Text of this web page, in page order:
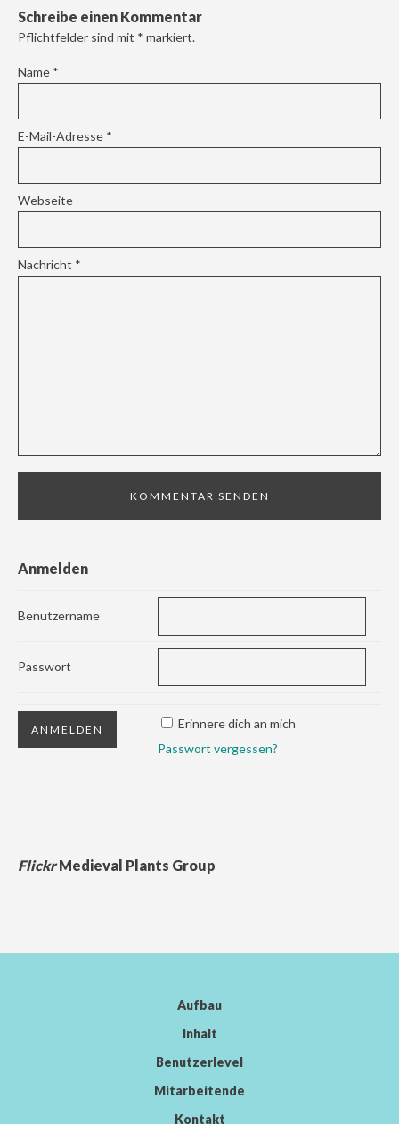
Schreibe einen Kommentar
Pflichtfelder sind mit * markiert.
Name *
E-Mail-Adresse *
Webseite
Nachricht *
Anmelden
Benutzername
Passwort
Erinnere dich an mich
Passwort vergessen?
FlickrMedieval Plants Group
Aufbau
Inhalt
Benutzerlevel
Mitarbeitende
Kontakt